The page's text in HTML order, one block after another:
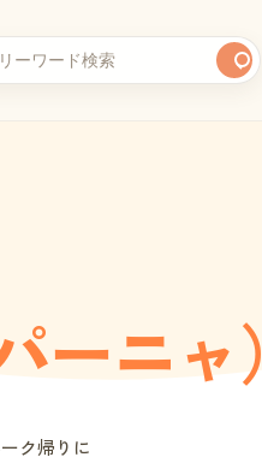
ニャ）
ク帰りに